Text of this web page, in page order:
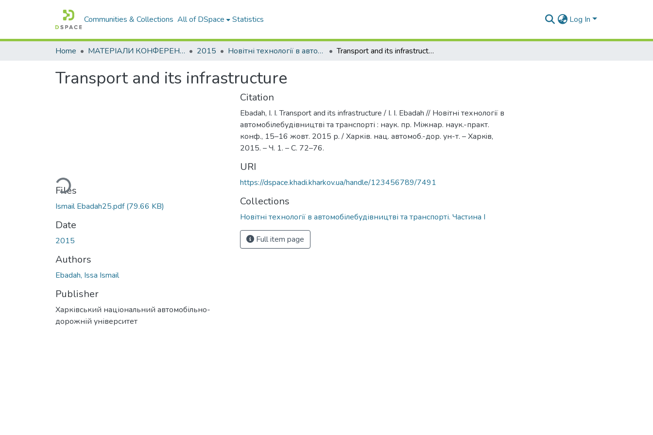
Communities & Collections All of DSpace Statistics Log In
Home МАТЕРІАЛИ КОНФЕРЕНЦІЙ 2015 Новітні технології в автомобілебудівництві та транспорті. Частина І Transport and its infrastructure
Transport and its infrastructure
Loading...
Files
Ismail Ebadah25.pdf(79.66 KB)
Date
2015
Authors
Ebadah, Issa Ismail
Publisher
Харківський національний автомобільно-
дорожній університет
Citation
Ebadah, I. I. Transport and its infrastructure / I. I. Ebadah // Новітні технології в
автомобілебудівництві та транспорті : наук. пр. Міжнар. наук.-практ.
конф., 15–16 жовт. 2015 р. / Харків. нац. автомоб.-дор. ун-т. – Харкiв,
2015. – Ч. 1. – С. 72–76.
URI
https://dspace.khadi.kharkov.ua/handle/123456789/7491
Collections
Новітні технології в автомобілебудівництві та транспорті. Частина І
Full item page